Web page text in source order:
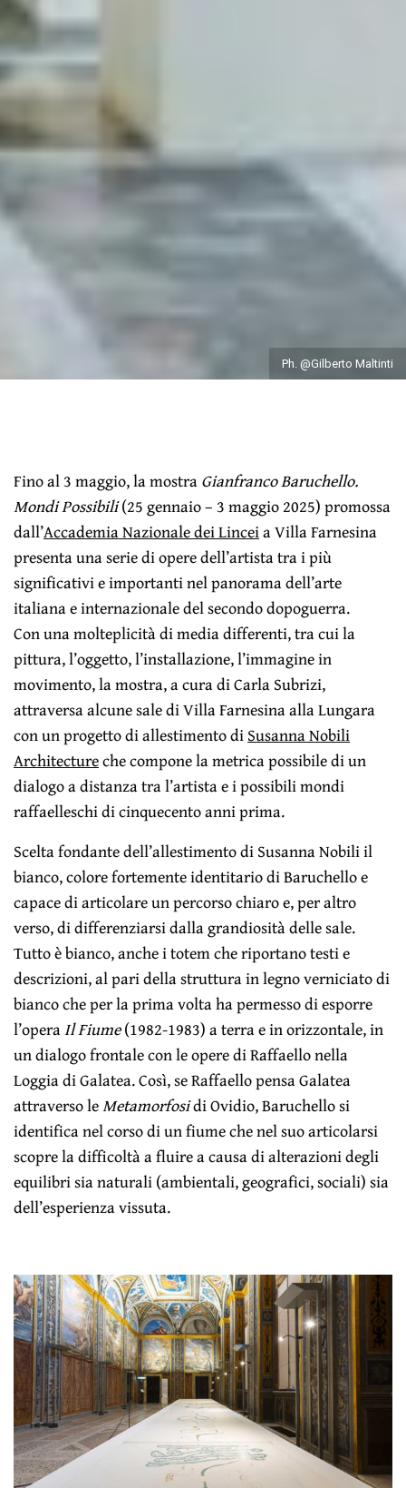
Ph. @Gilberto Maltinti
Fino al 3 maggio, la mostraGianfranco Baruchello.
Mondi Possibili(25 gennaio – 3 maggio 2025) promossa
dall’Accademia Nazionale dei Linceia Villa Farnesina
presenta una serie di opere dell’artista tra i più
significativi e importanti nel panorama dell’arte
italiana e internazionale del secondo dopoguerra.
Con una molteplicità di media differenti, tra cui la
pittura, l’oggetto, l’installazione, l’immagine in
movimento, la mostra, a cura di Carla Subrizi,
attraversa alcune sale di Villa Farnesina alla Lungara
con un progetto di allestimento diSusanna Nobili
Architectureche compone la metrica possibile di un
dialogo a distanza tra l’artista e i possibili mondi
raffaelleschi di cinquecento anni prima.
Scelta fondante dell’allestimento di Susanna Nobili il
bianco, colore fortemente identitario di Baruchello e
capace di articolare un percorso chiaro e, per altro
verso, di differenziarsi dalla grandiosità delle sale.
Tutto è bianco, anche i totem che riportano testi e
descrizioni, al pari della struttura in legno verniciato di
bianco che per la prima volta ha permesso di esporre
l’operaIl Fiume(1982-1983) a terra e in orizzontale, in
un dialogo frontale con le opere di Raffaello nella
Loggia di Galatea. Così, se Raffaello pensa Galatea
attraverso leMetamorfosidi Ovidio, Baruchello si
identifica nel corso di un fiume che nel suo articolarsi
scopre la difficoltà a fluire a causa di alterazioni degli
equilibri sia naturali (ambientali, geografici, sociali) sia
dell’esperienza vissuta.